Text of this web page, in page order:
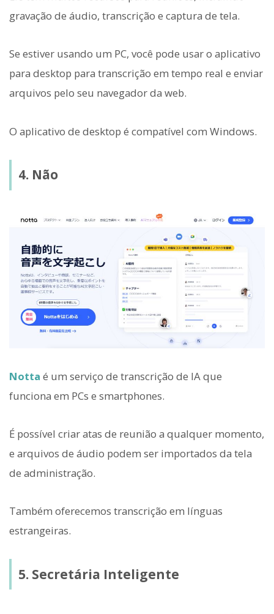
gravação de áudio, transcrição e captura de tela.
Se estiver usando um PC, você pode usar o aplicativo
para desktop para transcrição em tempo real e enviar
arquivos pelo seu navegador da web.
O aplicativo de desktop é compatível com Windows.
4. Não
Notta é um serviço de transcrição de IA que
funciona em PCs e smartphones.
É possível criar atas de reunião a qualquer momento,
e arquivos de áudio podem ser importados da tela
de administração.
Também oferecemos transcrição em línguas
estrangeiras.
5. Secretária Inteligente